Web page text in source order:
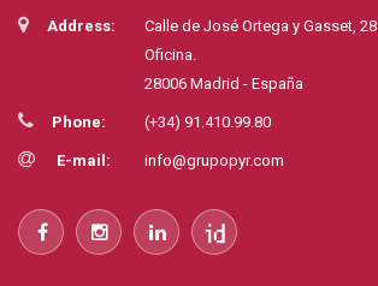
Address:
Calle de José Ortega y Gasset, 28
Oficina.
28006 Madrid - España
Phone: (+34) 91.410.99.80
E-mail: info@grupopyr.com